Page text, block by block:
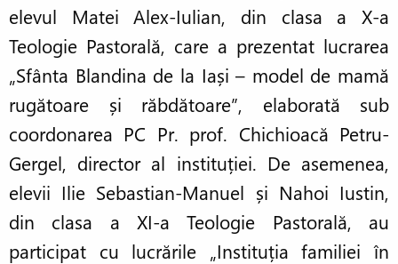
elevul Matei Alex-Iulian, din clasa a X-a
Teologie Pastorală, care a prezentat lucrarea
„Sfânta Blandina de la Iași – model de mamă
rugătoare și răbdătoare”, elaborată sub
coordonarea PC Pr. prof. Chichioacă Petru-
Gergel, director al instituției. De asemenea,
elevii Ilie Sebastian-Manuel și Nahoi Iustin,
din clasa a XI-a Teologie Pastorală, au
participat cu lucrările „Instituția familiei în